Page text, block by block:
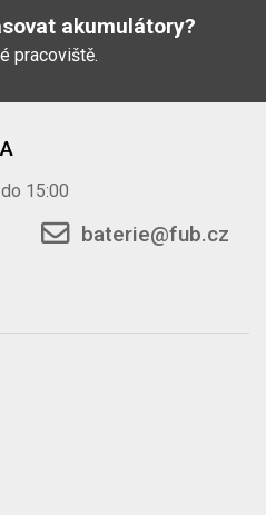
akumulátory?
pracoviště.
15:00
baterie@fub.cz